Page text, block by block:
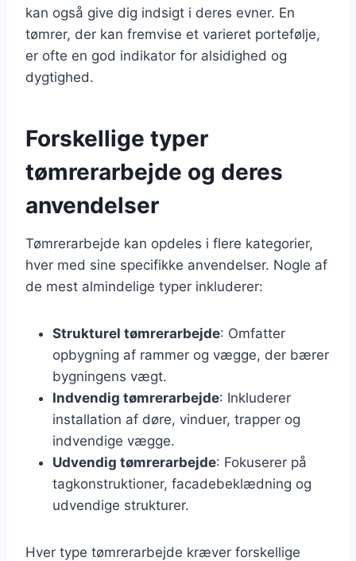
kan også give dig indsigt i deres evner. En
tømrer, der kan fremvise et varieret portefølje,
er ofte en god indikator for alsidighed og
dygtighed.
Forskellige typer
tømrerarbejde og deres
anvendelser
Tømrerarbejde kan opdeles i flere kategorier,
hver med sine specifikke anvendelser. Nogle af
de mest almindelige typer inkluderer:
Strukturel tømrerarbejde: Omfatter
opbygning af rammer og vægge, der bærer
bygningens vægt.
Indvendig tømrerarbejde: Inkluderer
installation af døre, vinduer, trapper og
indvendige vægge.
Udvendig tømrerarbejde: Fokuserer på
tagkonstruktioner, facadebeklædning og
udvendige strukturer.
Hver type tømrerarbejde kræver forskellige